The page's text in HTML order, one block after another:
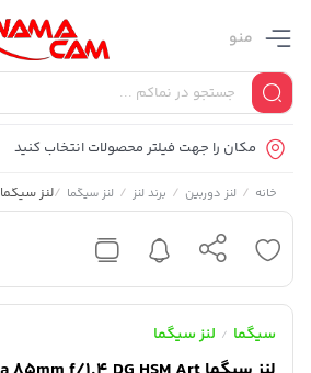
منو
مکان را جهت فیلتر محصولات انتخاب کنید
خانه / لنز دوربین / برند لنز / لنز سیگما /لنز سیگما Sigma 85mm f/1.4 DG HSM Art با مانت سونی
سیگما / لنز سیگما